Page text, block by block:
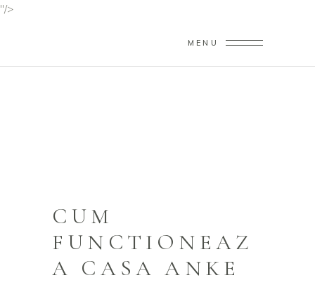
"/>
MENU
CUM
FUNCTIONEAZ
A CASA ANKE